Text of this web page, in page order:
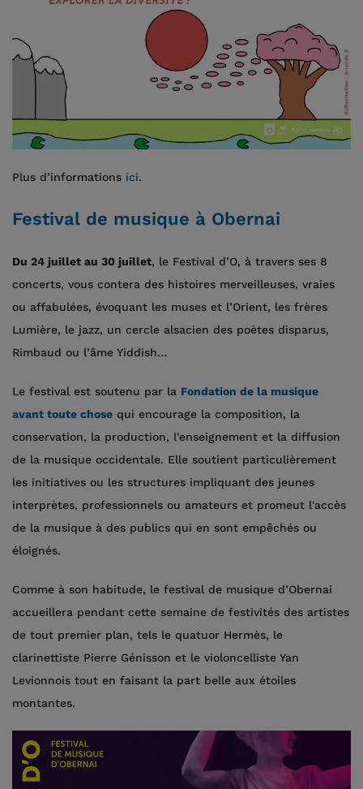
Plus d’informations ici.
Festival de musique à Obernai
Du 24 juillet au 30 juillet, le Festival d’O, à travers ses 8
concerts, vous contera des histoires merveilleuses, vraies
ou affabulées, évoquant les muses et l’Orient, les frères
Lumière, le jazz, un cercle alsacien des poètes disparus,
Rimbaud ou l’âme Yiddish…
Le festival est soutenu par la Fondation de la musique
avant toute chose qui encourage la composition, la
conservation, la production, l'enseignement et la diffusion
de la musique occidentale. Elle soutient particulièrement
les initiatives ou les structures impliquant des jeunes
interprètes, professionnels ou amateurs et promeut l'accès
de la musique à des publics qui en sont empêchés ou
éloignés.
Comme à son habitude, le festival de musique d’Obernai
accueillera pendant cette semaine de festivités des artistes
de tout premier plan, tels le quatuor Hermès, le
clarinettiste Pierre Génisson et le violoncelliste Yan
Levionnois tout en faisant la part belle aux étoiles
montantes.